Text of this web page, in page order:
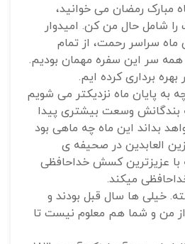
مبارک رمضان می خوانید،
شامل حال من کن. امیدوار
ماه سراسر رحمت، از تمام
همه سر این سفره مهمان بودیم.
برداری کرده ایم.
پایان ماه نزدیکتر می شویم
بندگانش وسعت بیشتری پیدا
بداند این ماه چه ماهی بود
العابدین در صحیفه ی
با عزیزترین کسش خداحافظی
میکند.
خیلی ها سال قبل بودند و
من و شما هم معلوم نیست تا